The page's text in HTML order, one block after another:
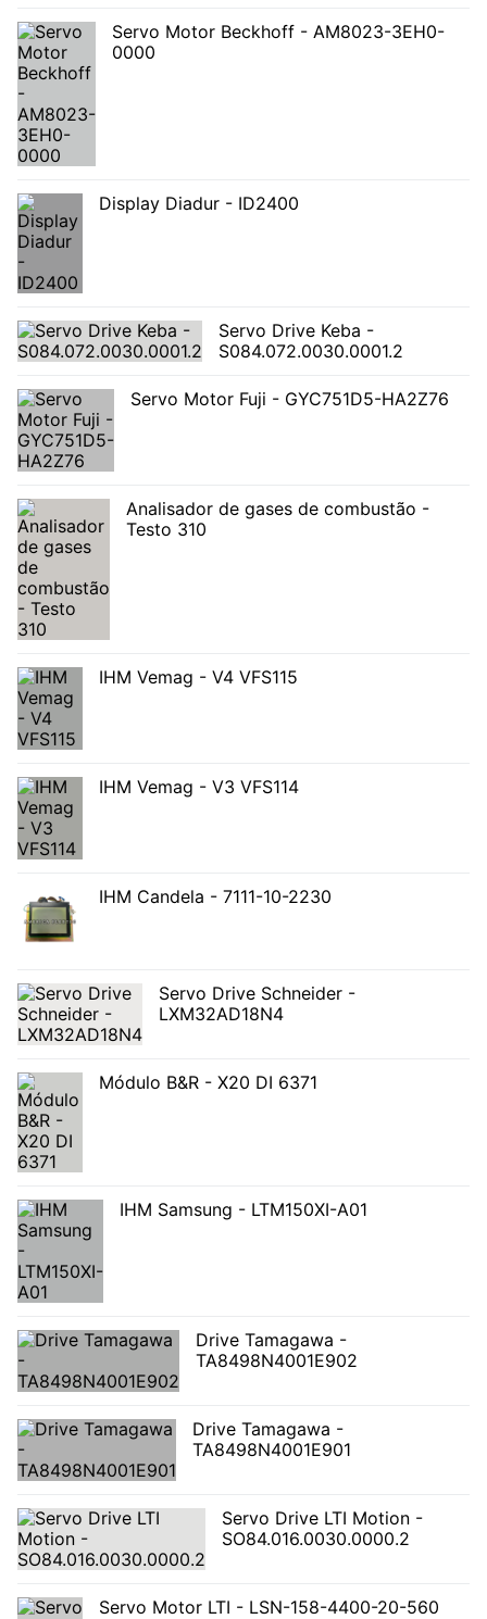
Servo Motor Beckhoff - AM8023-3EH0-
0000
Display Diadur - ID2400
Servo Drive Keba -
S084.072.0030.0001.2
Servo Motor Fuji - GYC751D5-HA2Z76
Analisador de gases de combustão -
Testo 310
IHM Vemag - V4 VFS115
IHM Vemag - V3 VFS114
IHM Candela - 7111-10-2230
Servo Drive Schneider -
LXM32AD18N4
Módulo B&R - X20 DI 6371
IHM Samsung - LTM150XI-A01
Drive Tamagawa -
TA8498N4001E902
Drive Tamagawa -
TA8498N4001E901
Servo Drive LTI Motion -
SO84.016.0030.0000.2
Servo Motor LTI - LSN-158-4400-20-560